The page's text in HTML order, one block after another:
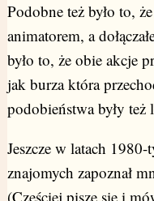
Podobne też było to,
animatorem, a
było to, że obie akcje
jak burza która
podobieństwa były
Jeszcze w latach
znajomych zapoznał
(Częściej pisze się i